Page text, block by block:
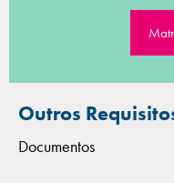
Outros
Documentos